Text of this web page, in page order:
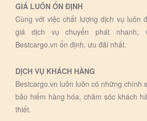
GIÁ LUÔN ỔN ĐỊNH
Cùng với việc chất lượng dịch vụ luôn
giá dịch vụ chuyển phát nhanh,
Bestcargo.vn ổn định, ưu đãi nhất.
DỊCH VỤ KHÁCH HÀNG
Bestcargo.vn luôn luôn có những chính
bảo hiểm hàng hóa, chăm sóc khách
thiết.